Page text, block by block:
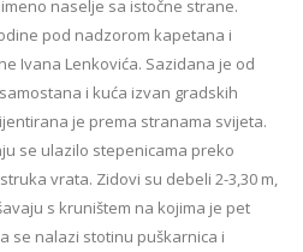
naselje sa istočne strane.
pod nadzorom kapetana i
Ivana Lenkovića. Sazidana je od
i kuća izvan gradskih
je prema stranama svijeta.
se ulazilo stepenicama preko
vrata. Zidovi su debeli 2-3,30 m,
s kruništem na kojima je pet
se nalazi stotinu puškarnica i